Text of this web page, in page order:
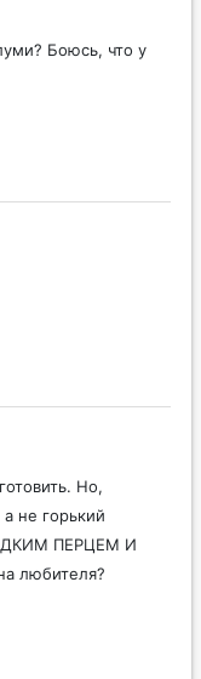
Боюсь, что у
Но,
не горький
ПЕРЦЕМ И
любителя?